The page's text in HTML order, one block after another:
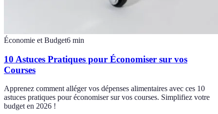
Économie et Budget6 min
10 Astuces Pratiques pour Économiser sur vos
Courses
Apprenez comment alléger vos dépenses alimentaires avec ces 10
astuces pratiques pour économiser sur vos courses. Simplifiez votre
budget en 2026 !